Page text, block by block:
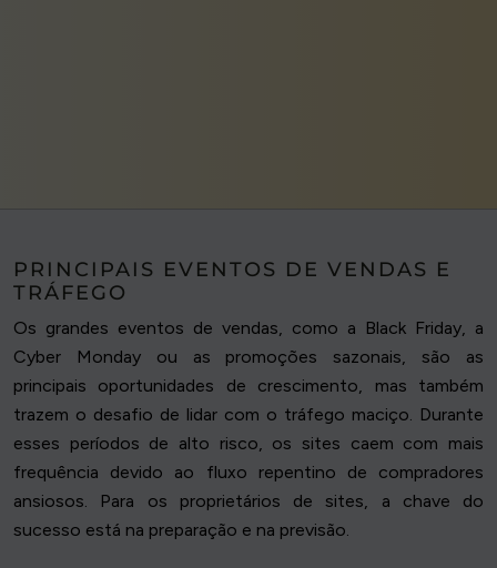
PRINCIPAIS EVENTOS DE VENDAS E
TRÁFEGO
Os grandes eventos de vendas, como a Black Friday, a
Cyber Monday ou as promoções sazonais, são as
principais oportunidades de crescimento, mas também
trazem o desafio de lidar com o tráfego maciço. Durante
esses períodos de alto risco, os sites caem com mais
frequência devido ao fluxo repentino de compradores
ansiosos. Para os proprietários de sites, a chave do
sucesso está na preparação e na previsão.